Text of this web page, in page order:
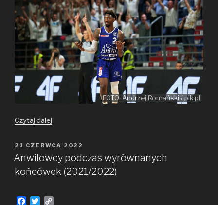
FOTO: Andrzej Romański / plk.pl
Czytaj dalej
sezon
2021/2022
OPUBLIKOWANE
W
21 CZERWCA 2022
Anwilowcy podczas wyrównanych
końcówek (2021/2022)